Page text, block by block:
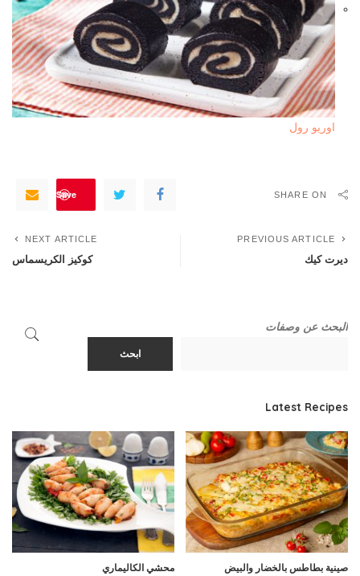
اوريو رول
SHARE ON
Save
PREVIOUS ARTICLE
ديرت كيك
NEXT ARTICLE
كوكيز الكريسماس
البحث عن وصفات
ابحث
Latest Recipes
صينية بطاطس بالخضار والبيض محشي الكاليماري